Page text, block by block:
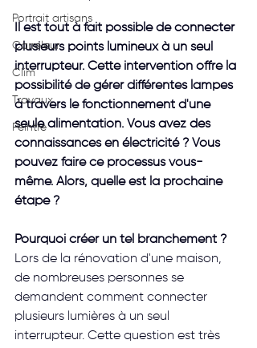
Portrait artisans
Carreleur
Clim
Travaux
Peintre
Il est tout à fait possible de connecter
plusieurs points lumineux à un seul
interrupteur. Cette intervention offre la
possibilité de gérer différentes lampes
à travers le fonctionnement d'une
seule alimentation. Vous avez des
connaissances en électricité ? Vous
pouvez faire ce processus vous-
même. Alors, quelle est la prochaine
étape ?
Pourquoi créer un tel branchement ?
Lors de la rénovation d'une maison,
de nombreuses personnes se
demandent comment connecter
plusieurs lumières à un seul
interrupteur. Cette question est très